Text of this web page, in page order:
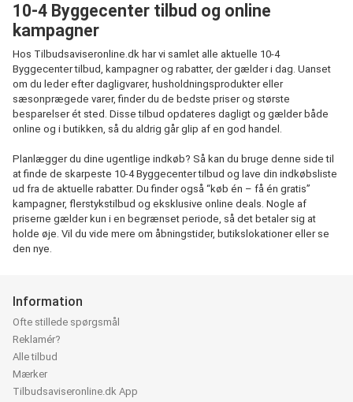
10-4 Byggecenter tilbud og online
kampagner
Hos Tilbudsaviseronline.dk har vi samlet alle aktuelle 10-4
Byggecenter tilbud, kampagner og rabatter, der gælder i dag. Uanset
om du leder efter dagligvarer, husholdningsprodukter eller
sæsonprægede varer, finder du de bedste priser og største
besparelser ét sted. Disse tilbud opdateres dagligt og gælder både
online og i butikken, så du aldrig går glip af en god handel.
Planlægger du dine ugentlige indkøb? Så kan du bruge denne side til
at finde de skarpeste 10-4 Byggecenter tilbud og lave din indkøbsliste
ud fra de aktuelle rabatter. Du finder også “køb én – få én gratis”
kampagner, flerstykstilbud og eksklusive online deals. Nogle af
priserne gælder kun i en begrænset periode, så det betaler sig at
holde øje. Vil du vide mere om åbningstider, butikslokationer eller se
den nye.
Information
Ofte stillede spørgsmål
Reklamér?
Alle tilbud
Mærker
Tilbudsaviseronline.dk App